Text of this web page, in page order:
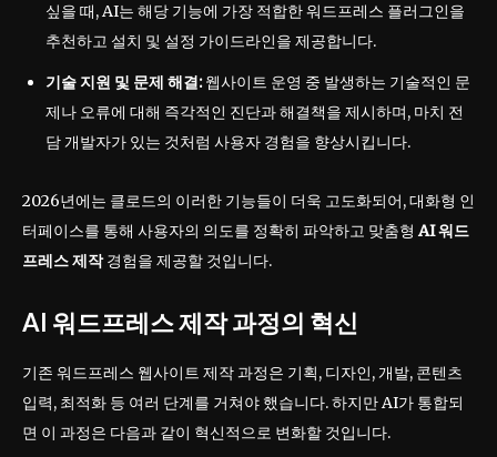
싶을 때, AI는 해당 기능에 가장 적합한 워드프레스 플러그인을
추천하고 설치 및 설정 가이드라인을 제공합니다.
기술 지원 및 문제 해결:웹사이트 운영 중 발생하는 기술적인 문
제나 오류에 대해 즉각적인 진단과 해결책을 제시하며, 마치 전
담 개발자가 있는 것처럼 사용자 경험을 향상시킵니다.
2026년에는 클로드의 이러한 기능들이 더욱 고도화되어, 대화형 인
터페이스를 통해 사용자의 의도를 정확히 파악하고 맞춤형 AI 워드
프레스 제작경험을 제공할 것입니다.
AI 워드프레스 제작 과정의 혁신
기존 워드프레스 웹사이트 제작 과정은 기획, 디자인, 개발, 콘텐츠
입력, 최적화 등 여러 단계를 거쳐야 했습니다. 하지만 AI가 통합되
면 이 과정은 다음과 같이 혁신적으로 변화할 것입니다.